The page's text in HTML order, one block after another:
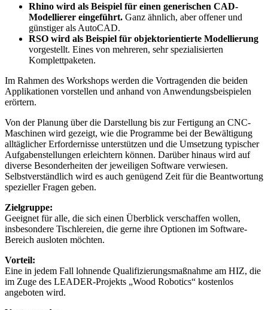
Rhino wird als Beispiel für einen generischen CAD-
Modellierer eingeführt. Ganz ähnlich, aber offener und
günstiger als AutoCAD.
RSO wird als Beispiel für objektorientierte Modellierung
vorgestellt. Eines von mehreren, sehr spezialisierten
Komplettpaketen.
Im Rahmen des Workshops werden die Vortragenden die beiden
Applikationen vorstellen und anhand von Anwendungsbeispielen
erörtern.
Von der Planung über die Darstellung bis zur Fertigung an CNC-
Maschinen wird gezeigt, wie die Programme bei der Bewältigung
alltäglicher Erfordernisse unterstützen und die Umsetzung typischer
Aufgabenstellungen erleichtern können. Darüber hinaus wird auf
diverse Besonderheiten der jeweiligen Software verwiesen.
Selbstverständlich wird es auch genügend Zeit für die Beantwortung
spezieller Fragen geben.
Zielgruppe:
Geeignet für alle, die sich einen Überblick verschaffen wollen,
insbesondere Tischlereien, die gerne ihre Optionen im Software-
Bereich ausloten möchten.
Vorteil:
Eine in jedem Fall lohnende Qualifizierungsmaßnahme am HIZ, die
im Zuge des LEADER-Projekts „Wood Robotics“ kostenlos
angeboten wird.